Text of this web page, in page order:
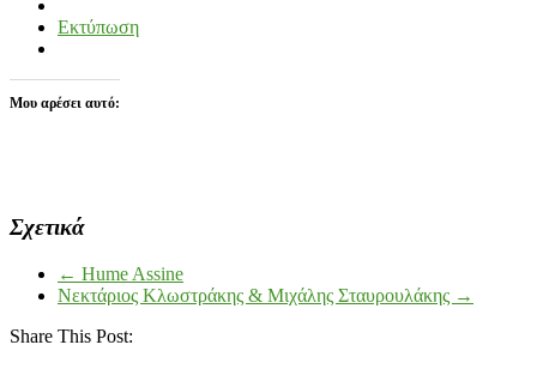
Εκτύπωση
Μου αρέσει αυτό:
Σχετικά
← Hume Assine
Νεκτάριος Κλωστράκης & Μιχάλης Σταυρουλάκης →
Share This Post: